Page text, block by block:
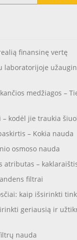
finansinę vertę
laboratorijoje
medžiagos –
– kodėl jie traukia
– Kokia nauda
osmoso nauda
atributas –
filtrai
kaip išsirinkti
geriausią ir
nauda